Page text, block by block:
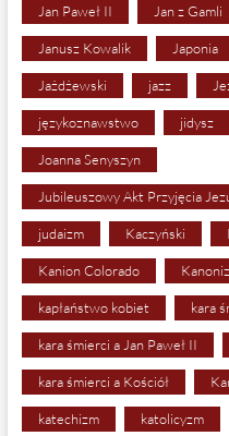
Jan Paweł II Jan z Gamli
Janusz Kowalik Japonia
Jażdżewski jazz
językoznawstwo jidysz
Joanna Senyszyn
Jubileuszowy Akt Przyjęcia
judaizm Kaczyński
Kanion Colorado
kapłaństwo kobiet kara
kara śmierci a Jan Paweł II
kara śmierci a Kościół
katechizm katolicyzm